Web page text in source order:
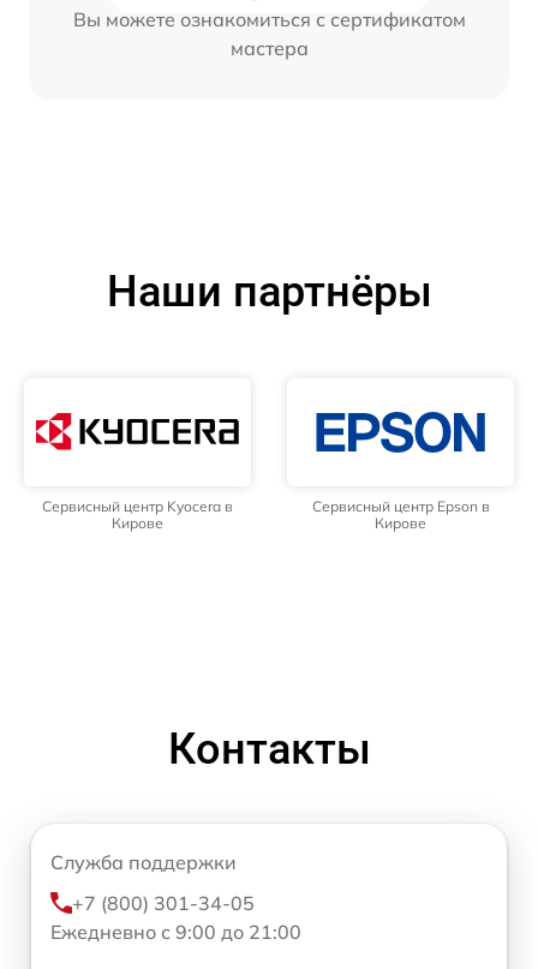
Вы можете ознакомиться с сертификатом
мастера
Наши партнёры
Сервисный центр Kyocera в
Кирове
Сервисный центр Epson в
Кирове
Контакты
Служба поддержки
+7 (800) 301-34-05
Ежедневно с 9:00 до 21:00